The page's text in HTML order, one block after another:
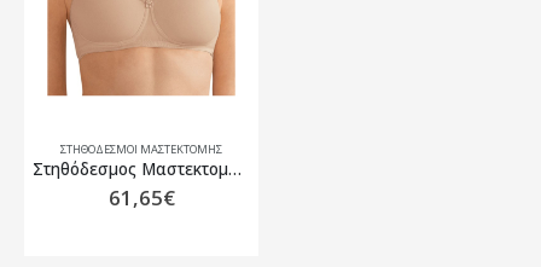
ΣΤΗΘΌΔΕΣΜΟΙ ΜΑΣΤΕΚΤΟΜΉΣ
Στηθόδεσμος Μαστεκτομής Amoena Mara SB Μπεζ
61,65€